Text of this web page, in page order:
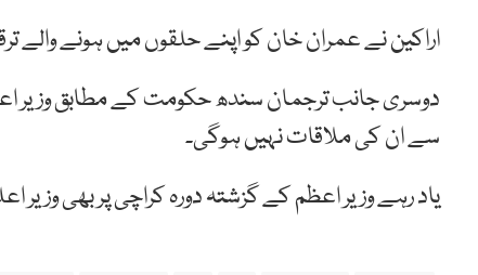
اراکین نے عمران خان کو اپنے حلقوں میں ہونے والے
دوسری جانب ترجمان سندھ حکومت کے مطابق وزیر
سے ان کی ملاقات نہیں ہوگی۔
یاد رہے وزیر اعظم کے گزشتہ دورہ کراچی پر بھی وزیر